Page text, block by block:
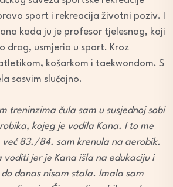
sport i rekreacija životni poziv. I
kada ju je profesor tjelesnog, koji
drag, usmjerio u sport. Kroz
košarkom i taekwondom. S
sasvim slučajno.
treninzima čula sam u susjednoj sobi
kojeg je vodila Kana. I to me
83./84. sam krenula na aerobik.
voditi jer je Kana išla na edukaciju i
danas nisam stala. Imala sam